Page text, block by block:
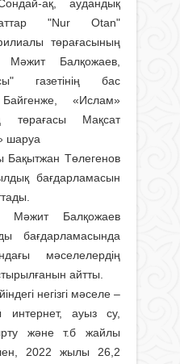
ақ, аудандық
"Nur Otan"
төрағасының
Мәжит Балқожаев,
газетінің бас
«Ислам»
төрағасы Мақсат
шаруа
Бақытжан Төлегенов
бағдарламасын
Мәжит Балқожаев
бағдарламасында
мәселелердің
айтты.
негізгі мәселе –
интернет, ауыз су,
және т.б жайлы
2022 жылы 26,2